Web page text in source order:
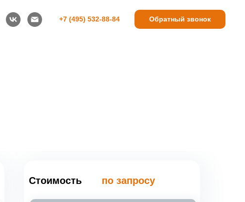
+7 (495) 532-88-84 Обратный звонок
Стоимость по запросу